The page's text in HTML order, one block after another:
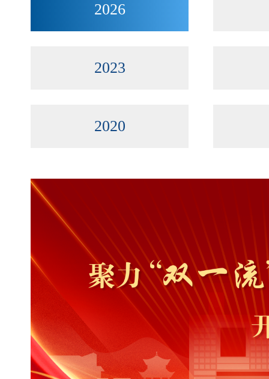
2026
2023
2020